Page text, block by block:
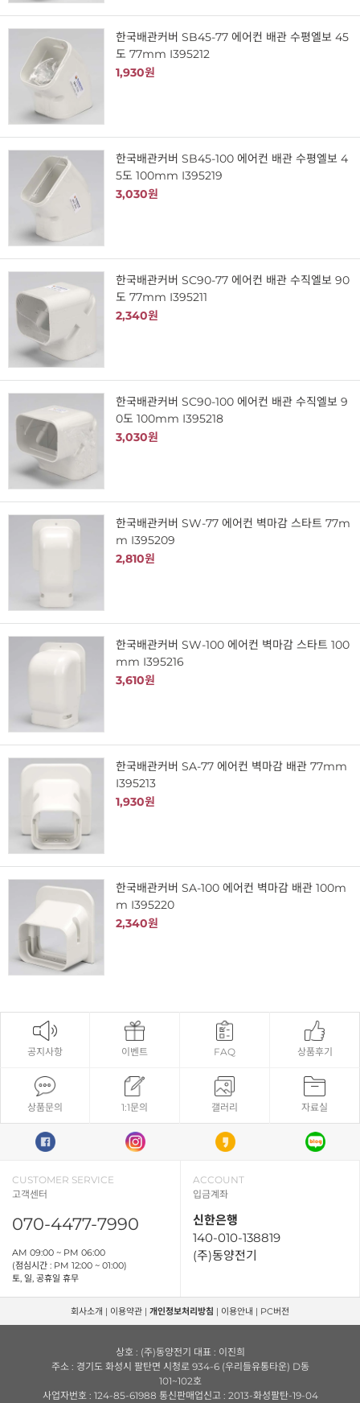
한국배관커버 SB45-77 에어컨 배관 수평엘보 45
도 77mm I395212
1,930원
한국배관커버 SB45-100 에어컨 배관 수평엘보 4
5도 100mm I395219
3,030원
한국배관커버 SC90-77 에어컨 배관 수직엘보 90
도 77mm I395211
2,340원
한국배관커버 SC90-100 에어컨 배관 수직엘보 9
0도 100mm I395218
3,030원
한국배관커버 SW-77 에어컨 벽마감 스타트 77m
m I395209
2,810원
한국배관커버 SW-100 에어컨 벽마감 스타트 100
mm I395216
3,610원
한국배관커버 SA-77 에어컨 벽마감 배관 77mm
I395213
1,930원
한국배관커버 SA-100 에어컨 벽마감 배관 100m
m I395220
2,340원
공지사항 이벤트 FAQ 상품후기
상품문의 1:1문의 갤러리 자료실
CUSTOMER SERVICE
고객센터
070-4477-7990
AM 09:00 ~ PM 06:00
(점심시간 : PM 12:00 ~ 01:00)
토, 일, 공휴일 휴무
ACCOUNT
입금계좌
신한은행
140-010-138819
(주)동양전기
회사소개 | 이용약관 | 개인정보처리방침 | 이용안내 | PC버전
상호 : (주)동양전기 대표 : 이진희
주소 : 경기도 화성시 팔탄면 시청로 934-6 (우리들유통타운) D동
101~102호
사업자번호 : 124-85-61988 통신판매업신고 : 2013-화성팔탄-19-04